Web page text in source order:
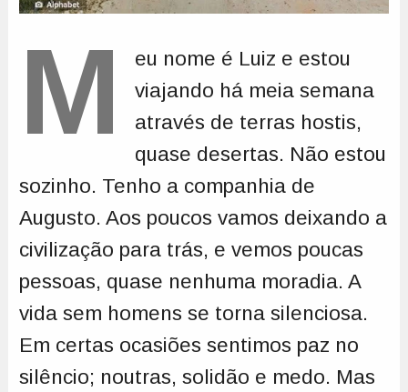
M
eu nome é Luiz e estou
viajando há meia semana
através de terras hostis,
quase desertas. Não estou
sozinho. Tenho a companhia de
Augusto. Aos poucos vamos deixando a
civilização para trás, e vemos poucas
pessoas, quase nenhuma moradia. A
vida sem homens se torna silenciosa.
Em certas ocasiões sentimos paz no
silêncio; noutras, solidão e medo. Mas